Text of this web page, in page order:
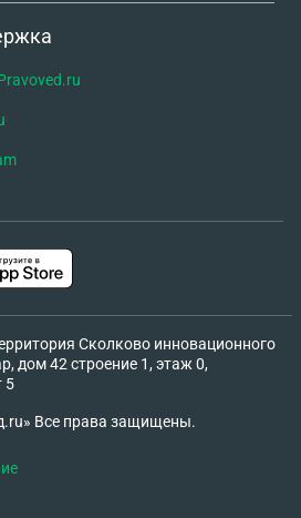
Сколково инновационного
дом 42 строение 1, этаж 0,
5
Все права защищены.